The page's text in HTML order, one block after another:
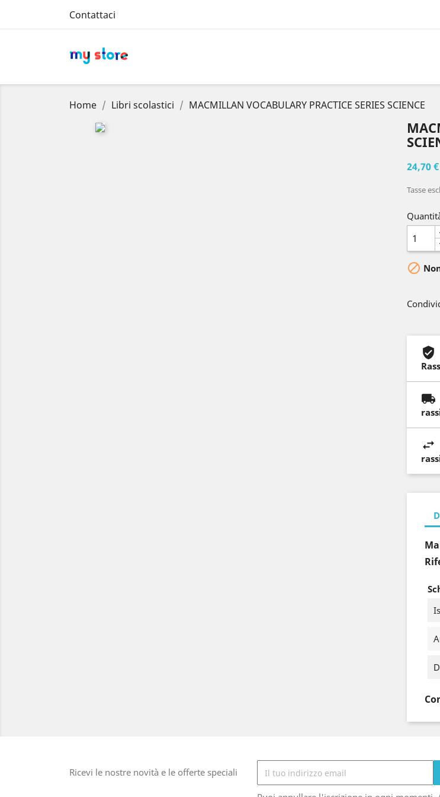
Contattaci
Home Libri scolastici MACMILLAN VOCABULARY PRACTICE SERIES SCIENCE
24,70 €
Tasse

Ricevi le nostre novità e le offerte speciali